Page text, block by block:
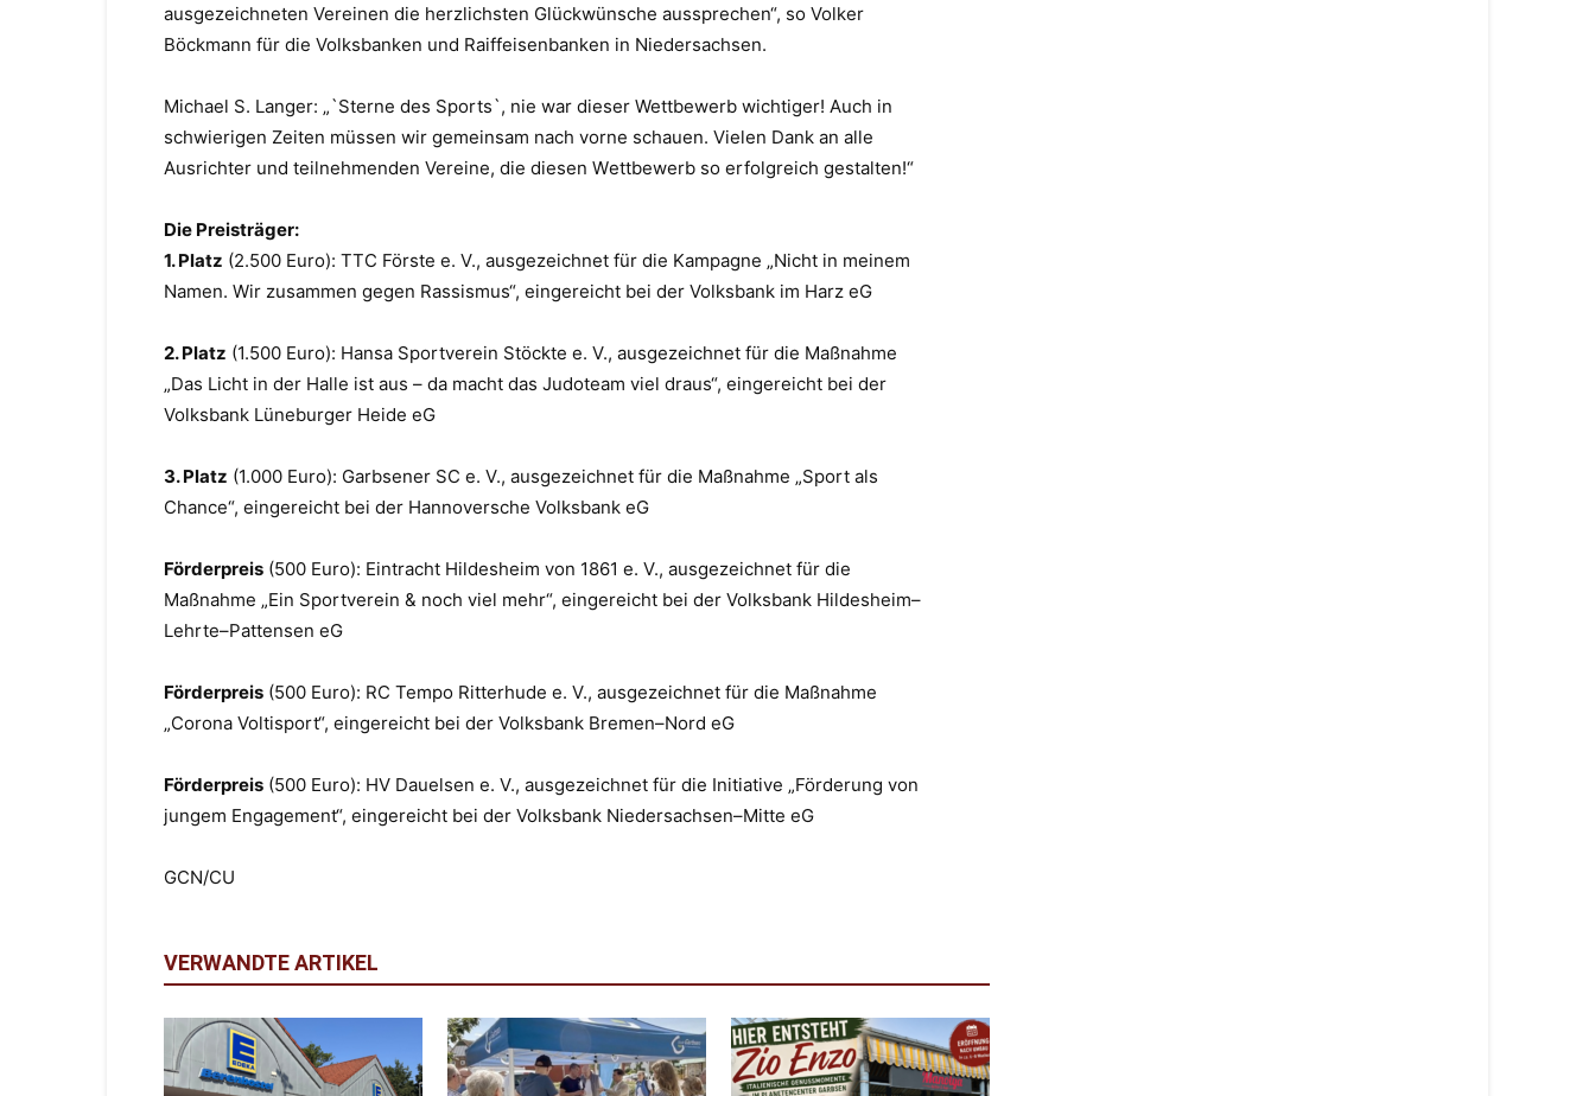
ausgezeichneten Vereinen die herzlichsten Glückwünsche aussprechen“, so Volker
Böckmann für die Volksbanken und Raiffeisenbanken in Niedersachsen.
Michael S. Langer: „`Sterne des Sports`, nie war dieser Wettbewerb wichtiger! Auch in
schwierigen Zeiten müssen wir gemeinsam nach vorne schauen. Vielen Dank an alle
Ausrichter und teilnehmenden Vereine, die diesen Wettbewerb so erfolgreich gestalten!“
Die Preisträger:
1. Platz (2.500 Euro): TTC Förste e. V., ausgezeichnet für die Kampagne „Nicht in meinem
Namen. Wir zusammen gegen Rassismus“, eingereicht bei der Volksbank im Harz eG
2. Platz (1.500 Euro): Hansa Sportverein Stöckte e. V., ausgezeichnet für die Maßnahme
„Das Licht in der Halle ist aus – da macht das Judoteam viel draus“, eingereicht bei der
Volksbank Lüneburger Heide eG
3. Platz (1.000 Euro): Garbsener SC e. V., ausgezeichnet für die Maßnahme „Sport als
Chance“, eingereicht bei der Hannoversche Volksbank eG
Förderpreis (500 Euro): Eintracht Hildesheim von 1861 e. V., ausgezeichnet für die
Maßnahme „Ein Sportverein & noch viel mehr“, eingereicht bei der Volksbank Hildesheim–
Lehrte–Pattensen eG
Förderpreis (500 Euro): RC Tempo Ritterhude e. V., ausgezeichnet für die Maßnahme
„Corona Voltisport“, eingereicht bei der Volksbank Bremen–Nord eG
Förderpreis (500 Euro): HV Dauelsen e. V., ausgezeichnet für die Initiative „Förderung von
jungem Engagement“, eingereicht bei der Volksbank Niedersachsen–Mitte eG
GCN/CU
VERWANDTE ARTIKEL